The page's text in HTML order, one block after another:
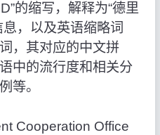
的缩写，解释为“德里
，以及英语缩略词
，其对应的中文拼
中的流行度和相关分
等。
Cooperation Office